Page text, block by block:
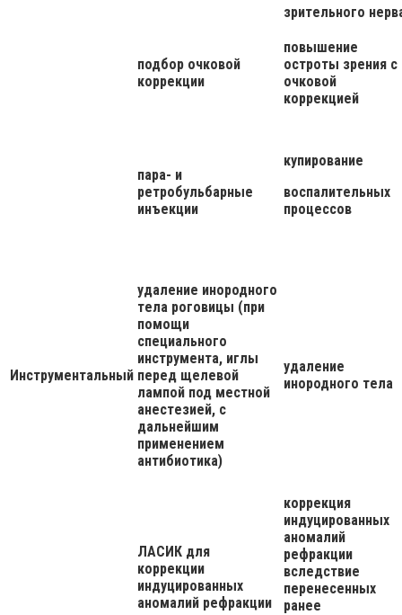
зрительного
подбор очковой
коррекции
повышение
остроты зрения с
очковой
коррекцией
пара- и
ретробульбарные
инъекции
купирование
воспалительных
процессов
Инструментальный
удаление инородного
тела роговицы (при
помощи
специального
инструмента, иглы
перед щелевой
лампой под местной
анестезией, с
дальнейшим
применением
антибиотика)
удаление
инородного тела
ЛАСИК для
коррекции
индуцированных
аномалий рефракции
коррекция
индуцированных
аномалий
рефракции
вследствие
перенесенных
ранее